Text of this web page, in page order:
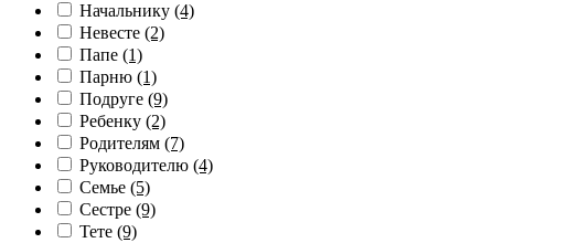
Начальнику (4)
Невесте (2)
Папе (1)
Парню (1)
Подруге (9)
Ребенку (2)
Родителям (7)
Руководителю (4)
Семье (5)
Сестре (9)
Тете (9)